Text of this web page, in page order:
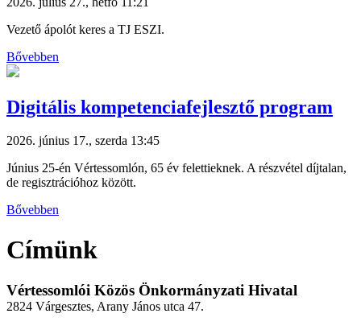
Vezető ápolót keres a TJ ESZI.
Bővebben
Digitális kompetenciafejlesztő program
2026. június 17., szerda 13:45
Június 25-én Vértessomlón, 65 év felettieknek. A részvétel díjtalan,
de regisztrációhoz között.
Bővebben
Címünk
Vértessomlói Közös Önkormányzati Hivatal
2824 Várgesztes, Arany János utca 47.